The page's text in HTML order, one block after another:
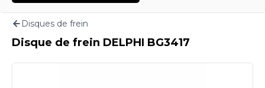
Disques de frein
Disque de frein DELPHI BG3417